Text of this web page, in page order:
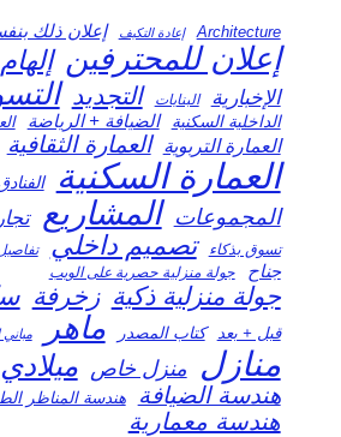
Architecture إعادة التكيف إعلان ذلك
إعلان للمحترفين إلهام
الإخبارية البنايات التجديد
الداخلية السكنية الضيافة + الرياضة
العمارة التربوية العمارة الثقافية
العمارة السكنية
المجموعات المشاريع
تسوق بذكاء تصميم داخلي
جناح جولة منزلية حصرية على الويب
جولة منزلية ذكية زخرفة
قبل + بعد كتاب المصدر ماهر
منازل منزل خاص ميلادي
هندسة الضيافة هندسة المناظر
هندسة معمارية